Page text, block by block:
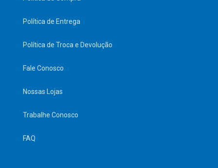
Política de Entrega
Política de Troca e Devolução
Fale Conosco
Nossas Lojas
Trabalhe Conosco
FAQ